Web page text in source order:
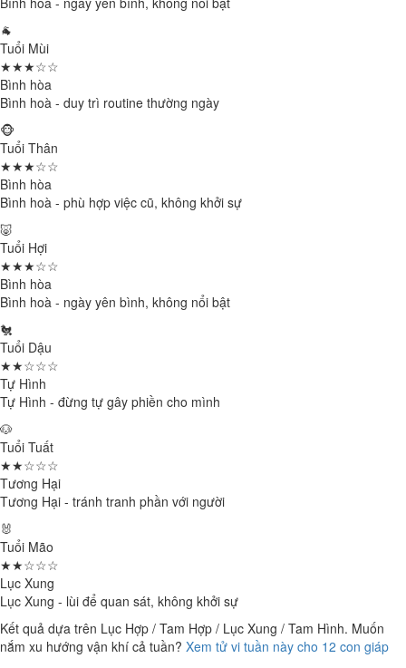
🐐
Tuổi Mùi
★★★☆☆
Bình hòa
Bình hoà - duy trì routine thường ngày
🐵
Tuổi Thân
★★★☆☆
Bình hòa
Bình hoà - phù hợp việc cũ, không khởi sự
🐷
Tuổi Hợi
★★★☆☆
Bình hòa
Bình hoà - ngày yên bình, không nổi bật
🐔
Tuổi Dậu
★★☆☆☆
Tự Hình
Tự Hình - đừng tự gây phiền cho mình
🐶
Tuổi Tuất
★★☆☆☆
Tương Hại
Tương Hại - tránh tranh phần với người
🐰
Tuổi Mão
★★☆☆☆
Lục Xung
Lục Xung - lùi để quan sát, không khởi sự
Kết quả dựa trên Lục Hợp / Tam Hợp / Lục Xung / Tam Hình. Muốn
nắm xu hướng vận khí cả tuần? Xem tử vi tuần này cho 12 con giáp